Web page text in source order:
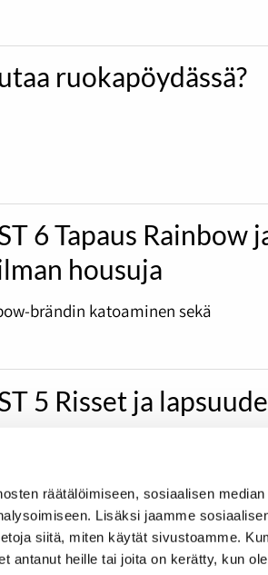
räätälöimiseen, sosiaalisen median
Lisäksi jaamme
siitä, miten käytät sivustoamme.
antanut heille tai joita on kerätty, kun
ruokapöydässä?
6 Tapaus Rainbow
housuja
brändin katoaminen sekä
5 Risset ja
risteilyjä sekä lapsuuden